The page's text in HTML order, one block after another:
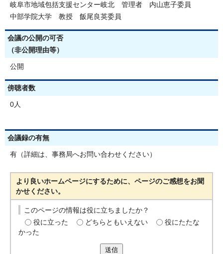
岐阜市地域包括支援センター岐北 管理者 内山恵子委員
中部学院大学 教授 飯尾良英委員
会議の公開の可否
（非公開理由等）
公開
傍聴者数
0人
会議録の有無
有（詳細は、事務局へお問い合わせください）
より良いホームページにするために、ページのご感想をお聞
かせください。
このページの情報は役に立ちましたか？
役に立った
どちらともいえない
役にたたな
かった
送信